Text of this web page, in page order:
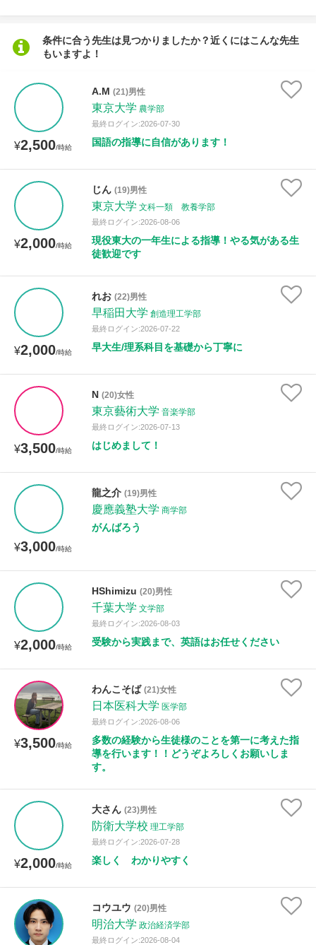
条件に合う先生は見つかりましたか？近くにはこんな先生
もいますよ！
¥2,500/時給
A.M (21)男性
東京大学 農学部
最終ログイン:2026-07-30
国語の指導に自信があります！
¥2,000/時給
じん (19)男性
東京大学 文科一類 教養学部
最終ログイン:2026-08-06
現役東大の一年生による指導！やる気がある生
徒歓迎です
¥2,000/時給
れお (22)男性
早稲田大学 創造理工学部
最終ログイン:2026-07-22
早大生/理系科目を基礎から丁寧に
¥3,500/時給
N (20)女性
東京藝術大学 音楽学部
最終ログイン:2026-07-13
はじめまして！
¥3,000/時給
龍之介 (19)男性
慶應義塾大学 商学部
がんばろう
¥2,000/時給
HShimizu (20)男性
千葉大学 文学部
最終ログイン:2026-08-03
受験から実践まで、英語はお任せください
¥3,500/時給
わんこそば (21)女性
日本医科大学 医学部
最終ログイン:2026-08-06
多数の経験から生徒様のことを第一に考えた指
導を行います！！どうぞよろしくお願いしま
す。
¥2,000/時給
大さん (23)男性
防衛大学校 理工学部
最終ログイン:2026-07-28
楽しく わかりやすく
コウユウ (20)男性
明治大学 政治経済学部
最終ログイン:2026-08-04